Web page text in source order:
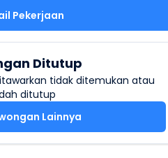
Pekerjaan
Ditutup
tidak ditemukan atau
ditutup
Lainnya